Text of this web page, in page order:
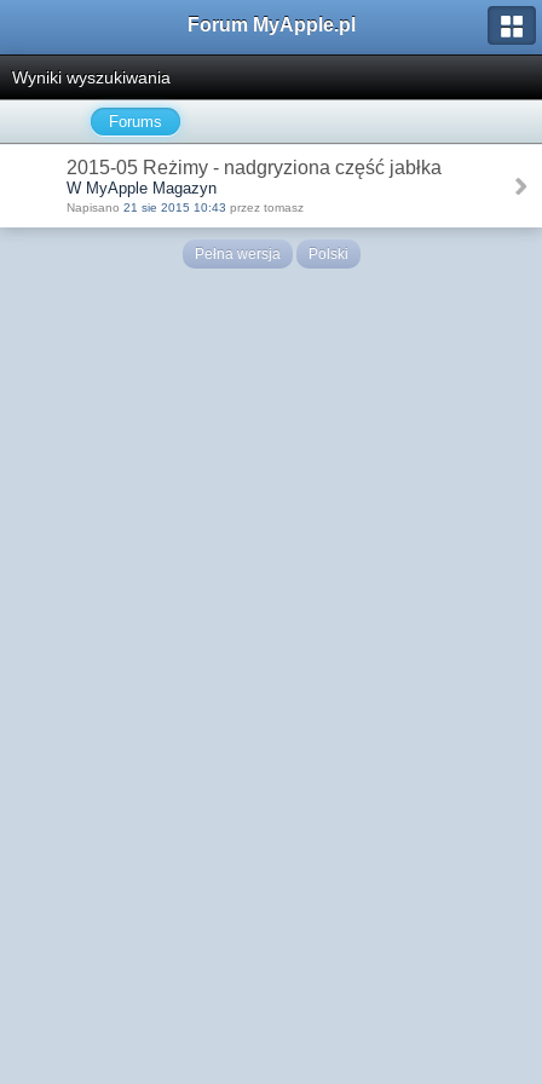
Forum MyApple.pl
Wyniki wyszukiwania
Forums
2015-05 Reżimy - nadgryziona część jabłka
W MyApple Magazyn
Napisano 21 sie 2015 10:43 przez tomasz
Pełna wersja Polski